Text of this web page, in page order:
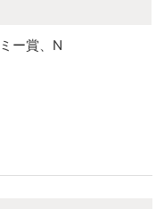
ー賞、N